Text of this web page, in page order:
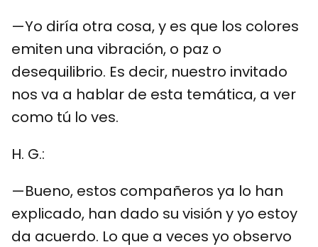
—Yo diría otra cosa, y es que los colores
emiten una vibración, o paz o
desequilibrio. Es decir, nuestro invitado
nos va a hablar de esta temática, a ver
como tú lo ves.
H. G.:
—Bueno, estos compañeros ya lo han
explicado, han dado su visión y yo estoy
da acuerdo. Lo que a veces yo observo